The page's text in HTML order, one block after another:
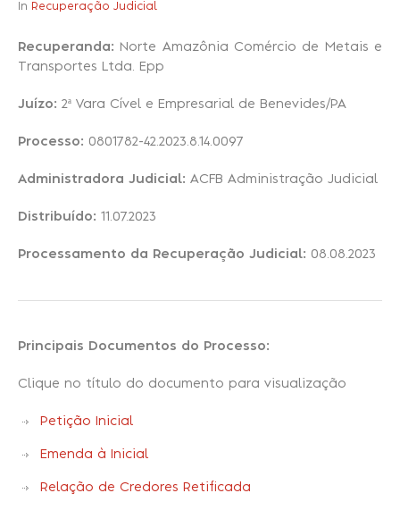
In Recuperação Judicial
Recuperanda: Norte Amazônia Comércio de Metais e
Transportes Ltda. Epp
Juízo: 2ª Vara Cível e Empresarial de Benevides/PA
Processo: 0801782-42.2023.8.14.0097
Administradora Judicial: ACFB Administração Judicial
Distribuído: 11.07.2023
Processamento da Recuperação Judicial: 08.08.2023
Principais Documentos do Processo:
Clique no título do documento para visualização
Petição Inicial
Emenda à Inicial
Relação de Credores Retificada